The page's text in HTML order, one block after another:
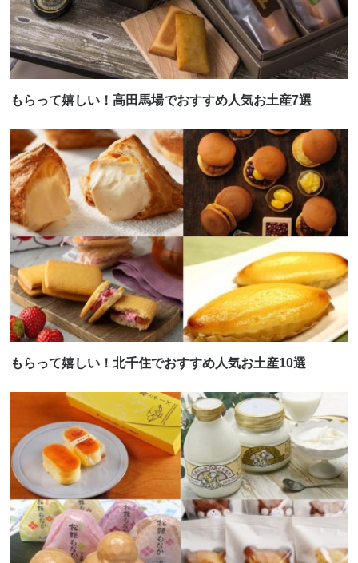
もらって嬉しい！高田馬場でおすすめ人気お土産7選
もらって嬉しい！北千住でおすすめ人気お土産10選